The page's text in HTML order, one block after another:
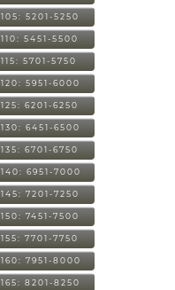
105: 5201-5250
110: 5451-5500
115: 5701-5750
120: 5951-6000
125: 6201-6250
130: 6451-6500
135: 6701-6750
140: 6951-7000
145: 7201-7250
150: 7451-7500
155: 7701-7750
160: 7951-8000
165: 8201-8250